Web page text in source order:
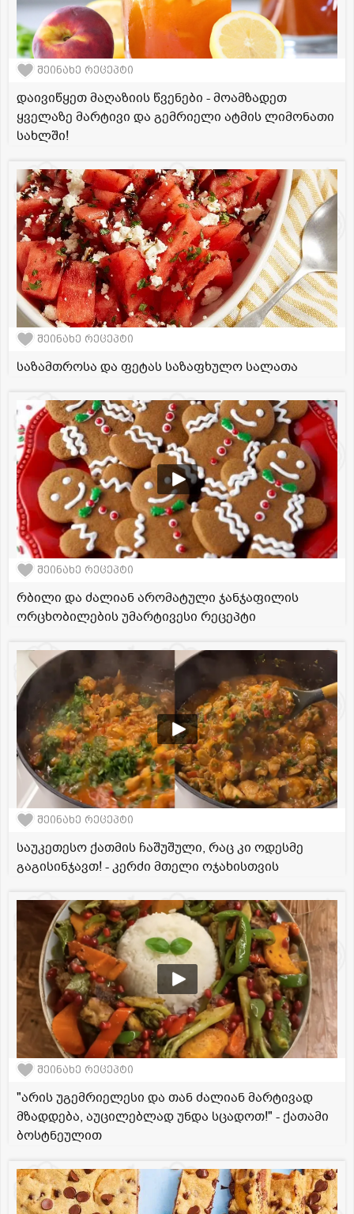
შეინახე რეცეპტი
დაივიწყეთ მაღაზიის წვენები - მოამზადეთ
ყველაზე მარტივი და გემრიელი ატმის ლიმონათი
სახლში!
შეინახე რეცეპტი
საზამთროსა და ფეტას საზაფხულო სალათა
შეინახე რეცეპტი
რბილი და ძალიან არომატული ჯანჯაფილის
ორცხობილების უმარტივესი რეცეპტი
შეინახე რეცეპტი
საუკეთესო ქათმის ჩაშუშული, რაც კი ოდესმე
გაგისინჯავთ! - კერძი მთელი ოჯახისთვის
შეინახე რეცეპტი
"არის უგემრიელესი და თან ძალიან მარტივად
მზადდება, აუცილებლად უნდა სცადოთ!" - ქათამი
ბოსტნეულით